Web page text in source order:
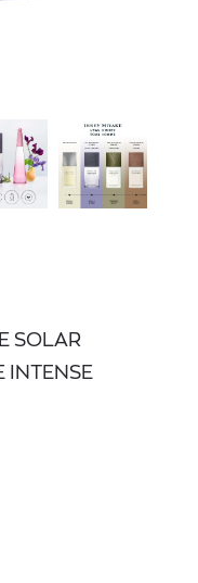
SOLAR
INTENSE